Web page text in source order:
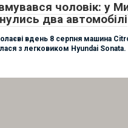
чоловік: у
два автомобілі
вдень 8 серпня машина
з легковиком Hyundai